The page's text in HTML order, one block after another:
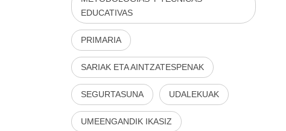
EDUCATIVAS
PRIMARIA
SARIAK ETA AINTZATESPENAK
SEGURTASUNA UDALEKUAK
UMEENGANDIK IKASIZ